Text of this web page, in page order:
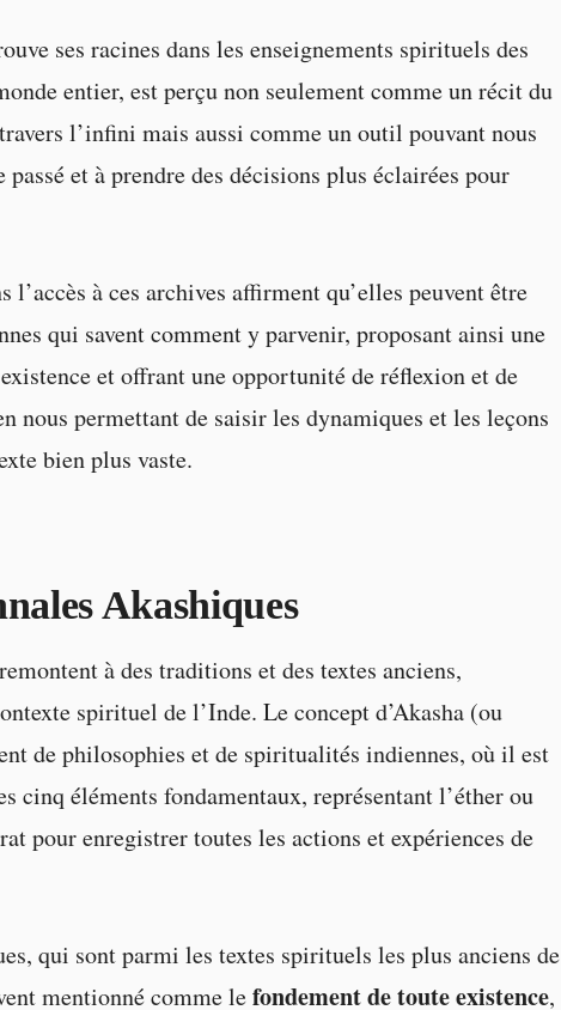
ses racines dans les enseignements spirituels des
entier, est perçu non seulement comme un récit du
l’infini mais aussi comme un outil pouvant nous
et à prendre des décisions plus éclairées pour
l’accès à ces archives affirment qu’elles peuvent être
qui savent comment y parvenir, proposant ainsi une
et offrant une opportunité de réflexion et de
nous permettant de saisir les dynamiques et les leçons
bien plus vaste.
Akashiques
à des traditions et des textes anciens,
spirituel de l’Inde. Le concept d’Akasha (ou
de philosophies et de spiritualités indiennes, où il est
cinq éléments fondamentaux, représentant l’éther ou
pour enregistrer toutes les actions et expériences de
qui sont parmi les textes spirituels les plus anciens de
mentionné comme lefondement de toute existence,